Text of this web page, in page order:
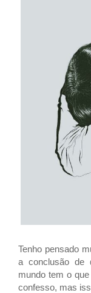
Tenho pensado
a conclusão de
mundo tem o
confesso, mas